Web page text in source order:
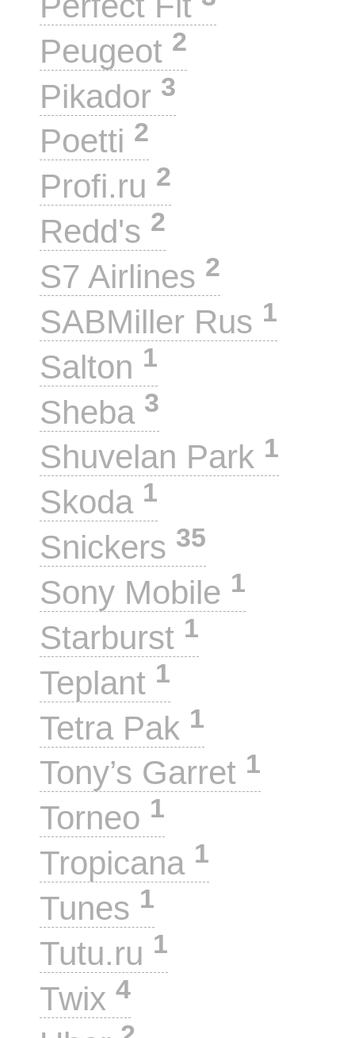
Peugeot 2
Pikador 3
Poetti 2
Profi.ru 2
Redd's 2
S7 Airlines 2
SABMiller Rus 1
Salton 1
Sheba 3
Shuvelan Park 1
Skoda 1
Snickers 35
Sony Mobile 1
Starburst 1
Teplant 1
Tetra Pak 1
Tony’s Garret 1
Torneo 1
Tropicana 1
Tunes 1
Tutu.ru 1
Twix 4